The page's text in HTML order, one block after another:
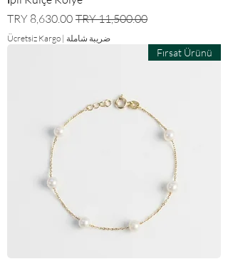
سعر عادي
سعر البيع
ضريبة شاملة |
Ücretsiz Kargo
Fırsat Ürünü